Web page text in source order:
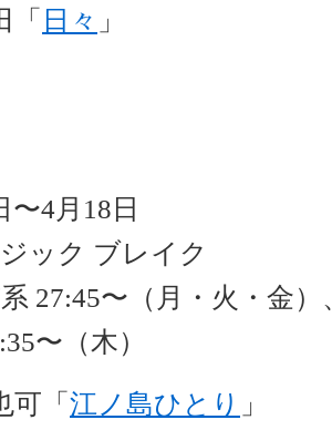
「 日々 」
〜4月18日
ック ブレイク
27:45〜（月・火・金）
〜（木）
可「 江ノ島ひとり 」